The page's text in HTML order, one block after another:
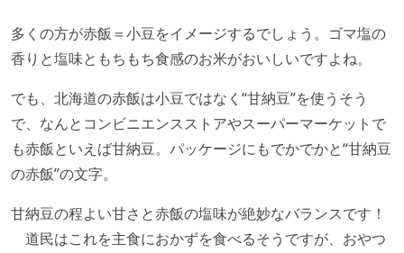
多くの方が赤飯＝小豆をイメージするでしょう。ゴマ塩の
香りと塩味ともちもち食感のお米がおいしいですよね。
でも、北海道の赤飯は小豆ではなく“甘納豆”を使うそう
で、なんとコンビニエンスストアやスーパーマーケットで
も赤飯といえば甘納豆。パッケージにもでかでかと“甘納豆
の赤飯”の文字。
甘納豆の程よい甘さと赤飯の塩味が絶妙なバランスです！
道民はこれを主食におかずを食べるそうですが、おやつ